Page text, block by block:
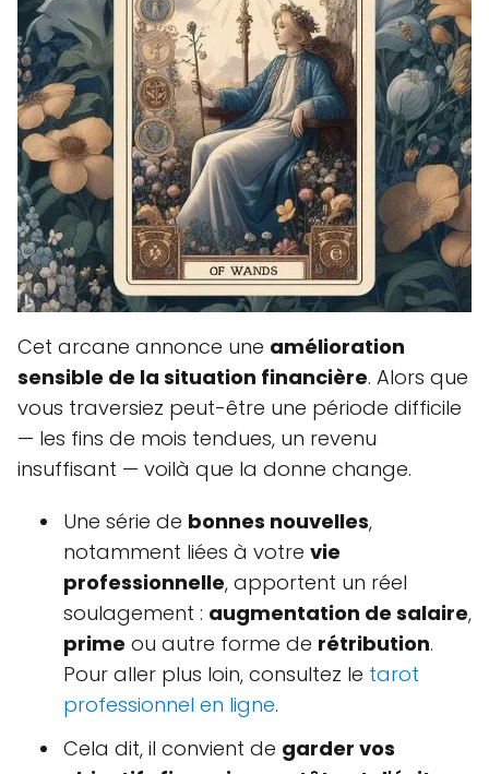
Cet arcane annonce une amélioration
sensible de la situation financière. Alors que
vous traversiez peut-être une période difficile
— les fins de mois tendues, un revenu
insuffisant — voilà que la donne change.
Une série de bonnes nouvelles,
notamment liées à votre vie
professionnelle, apportent un réel
soulagement : augmentation de salaire,
prime ou autre forme de rétribution.
Pour aller plus loin, consultez le tarot
professionnel en ligne.
Cela dit, il convient de garder vos